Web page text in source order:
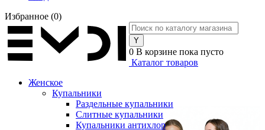
Избранное (0)
0 В корзине пока пусто
Каталог товаров
Женское
Купальники
Раздельные купальники
Слитные купальники
Купальники антихлор